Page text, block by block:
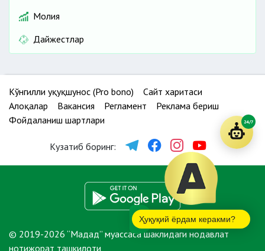
Молия
Дайжестлар
Кўнгилли ҳуқуқшунос (Pro bono)
Сайт харитаси
Алоқалар
Вакансия Регламент
Реклама бериш
Фойдаланиш шартлари
Кузатиб боринг:
© 2019-2026 “Мадад” муассаса шаклидаги нодавлат
нотижорат ташкилоти
Ҳуқуқий ёрдам керакми?
24/7